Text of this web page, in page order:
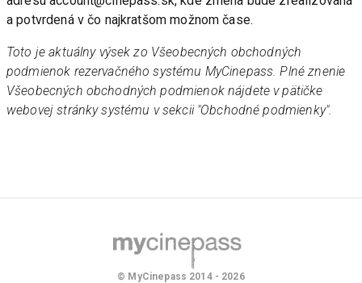
a potvrdená v čo najkratšom možnom čase.
Toto je aktuálny výsek zo Všeobecných obchodných
podmienok rezervačného systému MyCinepass. Plné znenie
Všeobecných obchodných podmienok nájdete v pätičke
webovej stránky systému v sekcii "Obchodné podmienky".
© MyCinepass 2014 - 2026